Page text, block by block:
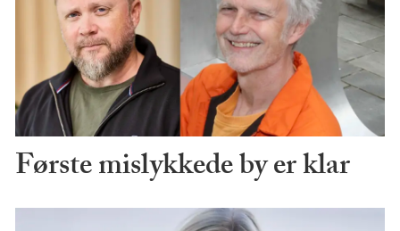
Første mislykkede by er klar